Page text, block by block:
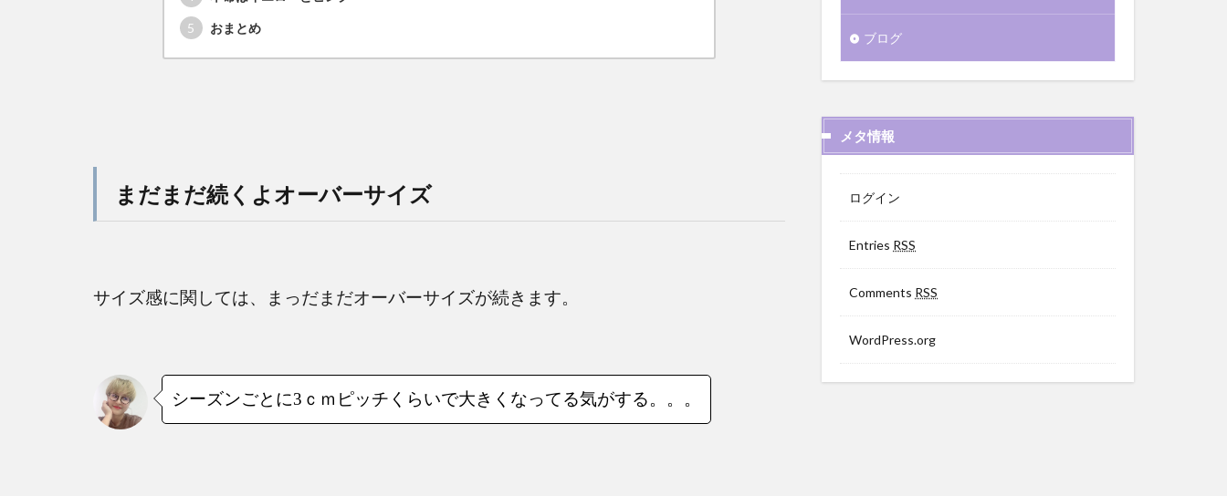
5 おまとめ
まだまだ続くよオーバーサイズ
サイズ感に関しては、まっだまだオーバーサイズが続きます。
シーズンごとに3 ｃｍピッチくらいで大きくなってる気がする。。。
ブログ
メタ情報
ログイン
Entries RSS
Comments RSS
WordPress.org